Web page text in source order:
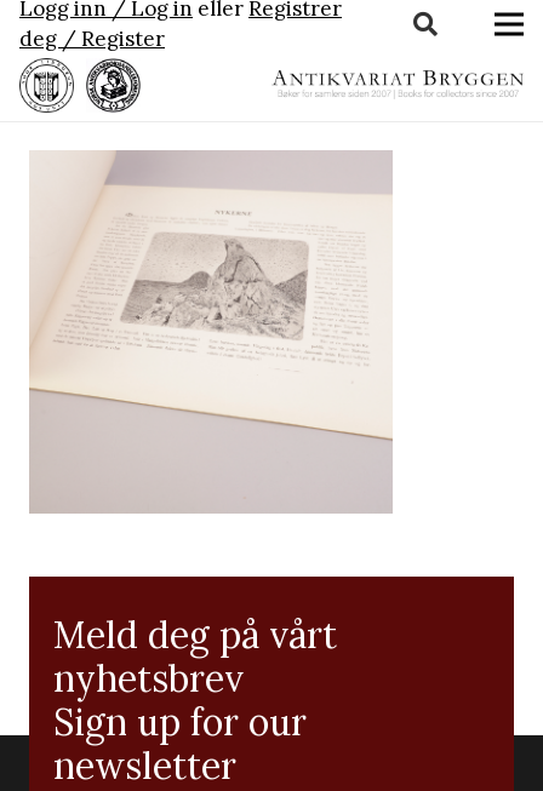
Logg inn / Log in ellerRegistrer
deg / Register
Meld deg på vårt
nyhetsbrev
Sign up for our
newsletter